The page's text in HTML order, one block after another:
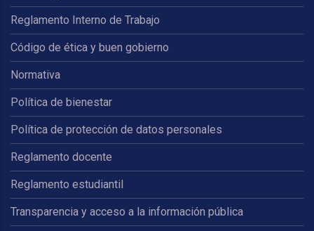
Reglamento Interno de Trabajo
Código de ética y buen gobierno
Normativa
Política de bienestar
Política de protección de datos personales
Reglamento docente
Reglamento estudiantil
Transparencia y acceso a la información pública